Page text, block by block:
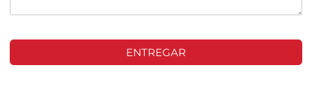
ENTREGAR